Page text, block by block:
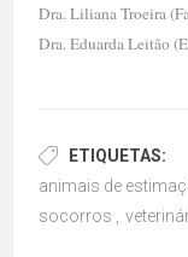
Dra. Liliana Troeira
Dra. Eduarda Leitão
ETIQUETAS:
animais de
socorros